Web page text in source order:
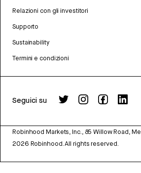
Relazioni con gli investitori
Supporto
Sustainability
Termini e condizioni
Seguici su
Robinhood Markets, Inc., 85 Willow Road,
2026 Robinhood. All rights reserved.